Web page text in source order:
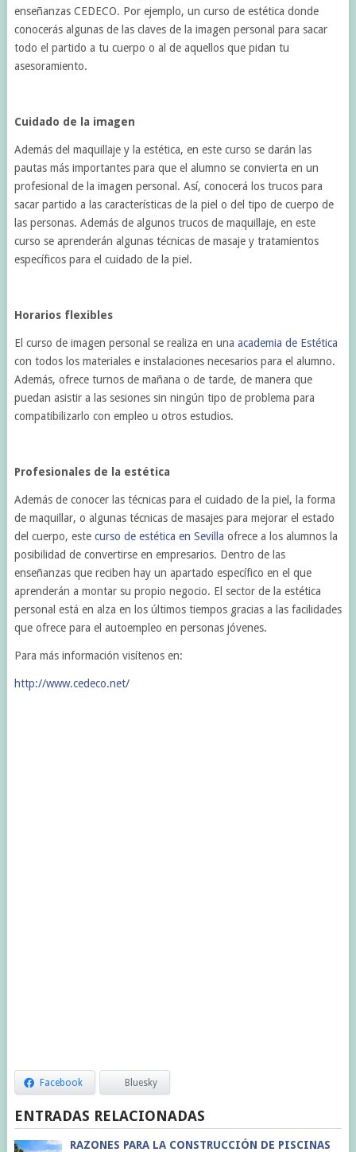
enseñanzas CEDECO. Por ejemplo, un curso de estética donde
conocerás algunas de las claves de la imagen personal para sacar
todo el partido a tu cuerpo o al de aquellos que pidan tu
asesoramiento.
Cuidado de la imagen
Además del maquillaje y la estética, en este curso se darán las
pautas más importantes para que el alumno se convierta en un
profesional de la imagen personal. Así, conocerá los trucos para
sacar partido a las características de la piel o del tipo de cuerpo de
las personas. Además de algunos trucos de maquillaje, en este
curso se aprenderán algunas técnicas de masaje y tratamientos
específicos para el cuidado de la piel.
Horarios flexibles
El curso de imagen personal se realiza en una academia de Estética
con todos los materiales e instalaciones necesarios para el alumno.
Además, ofrece turnos de mañana o de tarde, de manera que
puedan asistir a las sesiones sin ningún tipo de problema para
compatibilizarlo con empleo u otros estudios.
Profesionales de la estética
Además de conocer las técnicas para el cuidado de la piel, la forma
de maquillar, o algunas técnicas de masajes para mejorar el estado
del cuerpo, este curso de estética en Sevilla ofrece a los alumnos la
posibilidad de convertirse en empresarios. Dentro de las
enseñanzas que reciben hay un apartado específico en el que
aprenderán a montar su propio negocio. El sector de la estética
personal está en alza en los últimos tiempos gracias a las facilidades
que ofrece para el autoempleo en personas jóvenes.
Para más información visítenos en:
http://www.cedeco.net/
Facebook Bluesky
ENTRADAS RELACIONADAS
RAZONES PARA LA CONSTRUCCIÓN DE PISCINAS